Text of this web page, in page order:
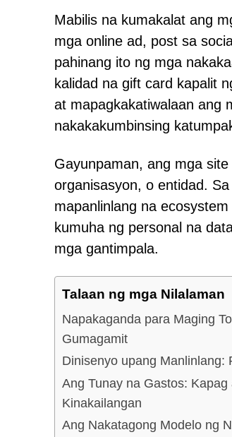
Mabilis na kumakalat ang
mga online ad, post sa
pahinang ito ng mga
kalidad na gift card kapalit
at mapagkakatiwalaan ang
nakakakumbinsing
Gayunpaman, ang mga
organisasyon, o entidad.
mapanlinlang na
kumuha ng personal na
mga gantimpala.
Talaan ng mga Nilalaman
Napakaganda para Maging
Gumagamit
Dinisenyo upang Manlinlang:
Ang Tunay na Gastos: Kapag
Kinakailangan
Ang Nakatagong Modelo ng